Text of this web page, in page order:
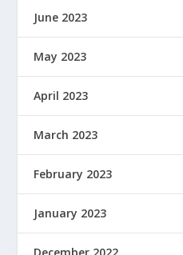
June 2023
May 2023
April 2023
March 2023
February 2023
January 2023
December 2022